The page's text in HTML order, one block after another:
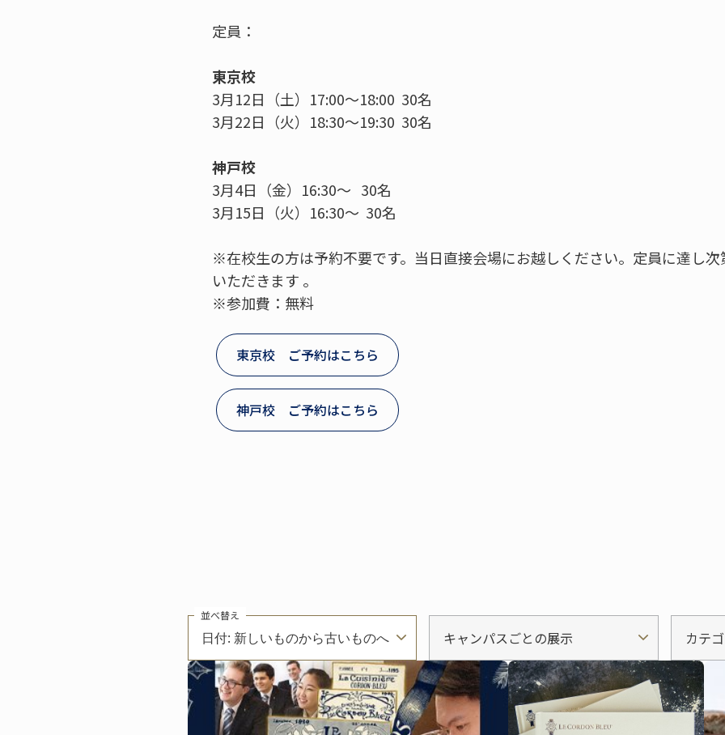
定員：
東京校
3月12日（土）17:00～18:00 30名
3月22日（火）18:30～19:30 30名
神戸校
3月4日（金）16:30～ 30名
3月15日（火）16:30～ 30名
※在校生の方は予約不要です。当日直接会場にお越しください。定員に達し
いただきます 。
※参加費：無料
東京校 ご予約はこちら
神戸校 ご予約はこちら
日付: 新しいものから古いものへ
並べ替え
キャンパスごとの展示 カテ